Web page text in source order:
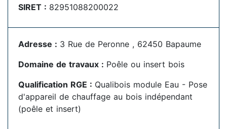
SIRET : 82951088200022
Adresse : 3 Rue de Peronne , 62450 Bapaume
Domaine de travaux : Poêle ou insert bois
Qualification RGE : Qualibois module Eau - Pose
d'appareil de chauffage au bois indépendant
(poêle et insert)